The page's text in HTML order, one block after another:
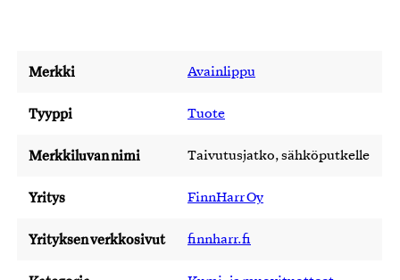
Merkki Avainlippu
Tyyppi Tuote
Merkkiluvan nimi Taivutusjatko, sähköputkelle
Yritys FinnHarr Oy
Yrityksen verkkosivut finnharr.fi